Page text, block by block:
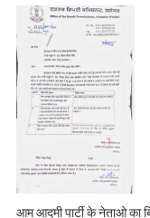
आम आदमी पार्टी के नेताओ का